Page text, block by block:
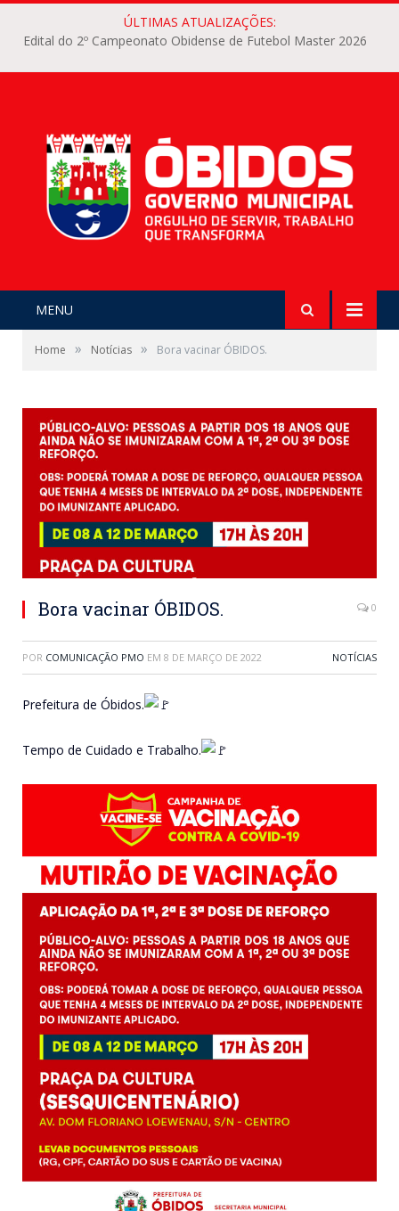
ÚLTIMAS ATUALIZAÇÕES:
Edital do 2º Campeonato Obidense de Futebol Master 2026
MENU
Home » Notícias » Bora vacinar ÓBIDOS.
Bora vacinar ÓBIDOS. 0
POR COMUNICAÇÃO PMO EM 8 DE MARÇO DE 2022 NOTÍCIAS
Prefeitura de Óbidos.
Tempo de Cuidado e Trabalho.